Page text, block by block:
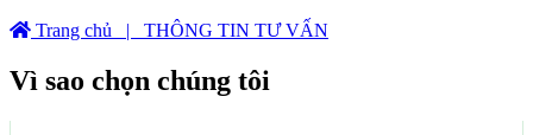
Trang chủ | THÔNG TIN TƯ VẤN
Vì sao chọn chúng tôi